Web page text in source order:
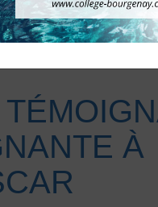
À